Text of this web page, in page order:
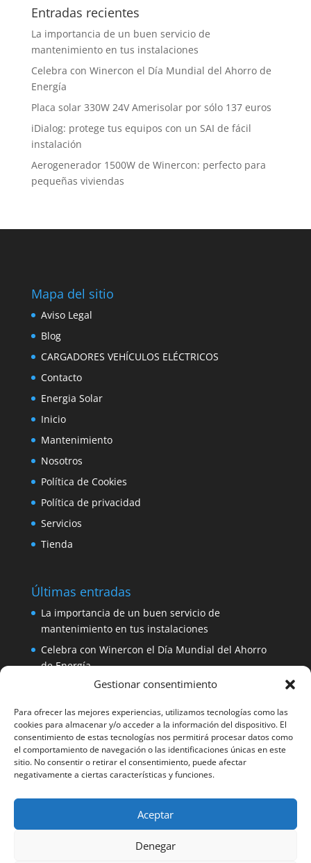
Gestionar consentimiento
Para ofrecer las mejores experiencias, utilizamos tecnologías como las
cookies para almacenar y/o acceder a la información del dispositivo. El
consentimiento de estas tecnologías nos permitirá procesar datos como
el comportamiento de navegación o las identificaciones únicas en este
sitio. No consentir o retirar el consentimiento, puede afectar
negativamente a ciertas características y funciones.
Aceptar
Denegar
Entradas recientes
La importancia de un buen servicio de
mantenimiento en tus instalaciones
Celebra con Winercon el Día Mundial del Ahorro de
Energía
Placa solar 330W 24V Amerisolar por sólo 137 euros
iDialog: protege tus equipos con un SAI de fácil
instalación
Aerogenerador 1500W de Winercon: perfecto para
pequeñas viviendas
Mapa del sitio
Aviso Legal
Blog
CARGADORES VEHÍCULOS ELÉCTRICOS
Contacto
Energia Solar
Inicio
Mantenimiento
Nosotros
Política de Cookies
Política de privacidad
Servicios
Tienda
Últimas entradas
La importancia de un buen servicio de
mantenimiento en tus instalaciones
Celebra con Winercon el Día Mundial del Ahorro
de Energía
Placa solar 330W 24V Amerisolar por sólo 137
iDialog: protege tus equipos con un SAI de fácil
instalación
Aerogenerador 1500W de Winercon: perfecto para
pequeñas viviendas